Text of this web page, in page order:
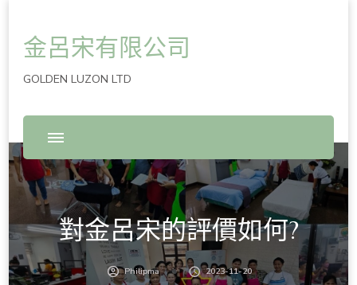
金呂宋有限公司
GOLDEN LUZON LTD
對金呂宋的評價如何?
Philipma 2023-11-20